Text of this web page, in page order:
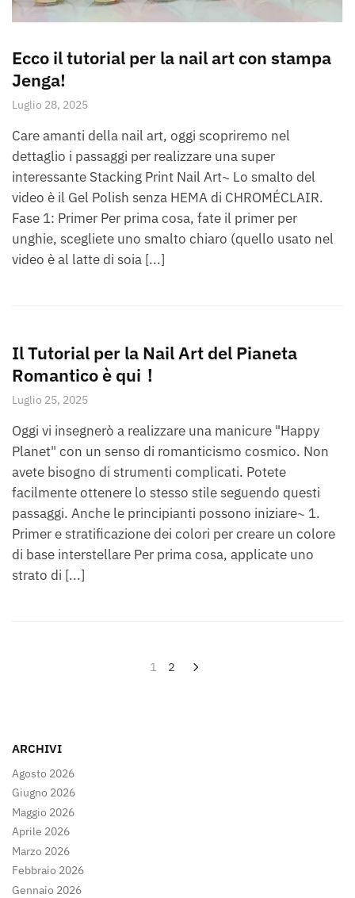
Ecco il tutorial per la nail art con stampa
Jenga!
Luglio 28, 2025
Care amanti della nail art, oggi scopriremo nel
dettaglio i passaggi per realizzare una super
interessante Stacking Print Nail Art~ Lo smalto del
video è il Gel Polish senza HEMA di CHROMÉCLAIR.
Fase 1: Primer Per prima cosa, fate il primer per
unghie, scegliete uno smalto chiaro (quello usato nel
video è al latte di soia [...]
Il Tutorial per la Nail Art del Pianeta
Romantico è qui！
Luglio 25, 2025
Oggi vi insegnerò a realizzare una manicure "Happy
Planet" con un senso di romanticismo cosmico. Non
avete bisogno di strumenti complicati. Potete
facilmente ottenere lo stesso stile seguendo questi
passaggi. Anche le principianti possono iniziare~ 1.
Primer e stratificazione dei colori per creare un colore
di base interstellare Per prima cosa, applicate uno
strato di [...]
1 2
ARCHIVI
Agosto 2026
Giugno 2026
Maggio 2026
Aprile 2026
Marzo 2026
Febbraio 2026
Gennaio 2026